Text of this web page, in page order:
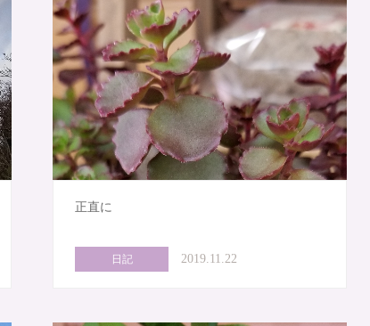
正直に
日記 2019.11.22